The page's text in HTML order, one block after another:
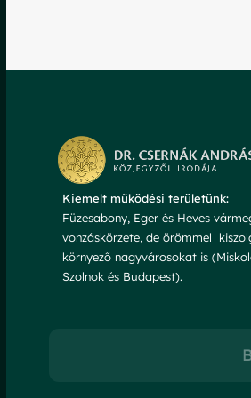
Kiemelt működési területünk:
Füzesabony, Eger és Heves
vonzáskörzete, de örömmel
környező nagyvárosokat is
Szolnok és Budapest).